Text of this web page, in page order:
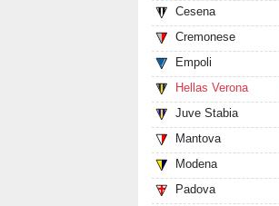
Cesena
Cremonese
Empoli
Hellas Verona
Juve Stabia
Mantova
Modena
Padova